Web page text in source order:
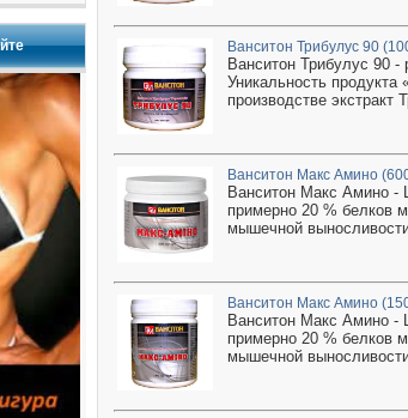
Ванситон Трибулус 90
Ванситон Трибулус 90 -
Уникальность продукта
производстве
Ванситон Макс Амино
Ванситон Макс Амино -
примерно 20 % белков
мышечной
Ванситон Макс Амино
Ванситон Макс Амино -
примерно 20 % белков
мышечной